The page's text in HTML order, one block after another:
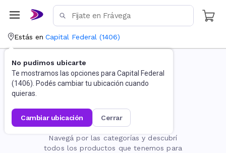
Estás en Capital Federal (1406)
No pudimos ubicarte
Te mostramos las opciones para Capital Federal
(1406). Podés cambiar tu ubicación cuando
quieras.
cambiar ubicación cerrar
La página no existe
Navegá por las categorías y descubrí
todos los productos que tenemos para